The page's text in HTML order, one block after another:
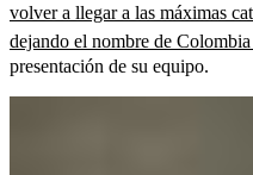
volver a llegar a las máximas
dejando el nombre de Colombia
presentación de su equipo.